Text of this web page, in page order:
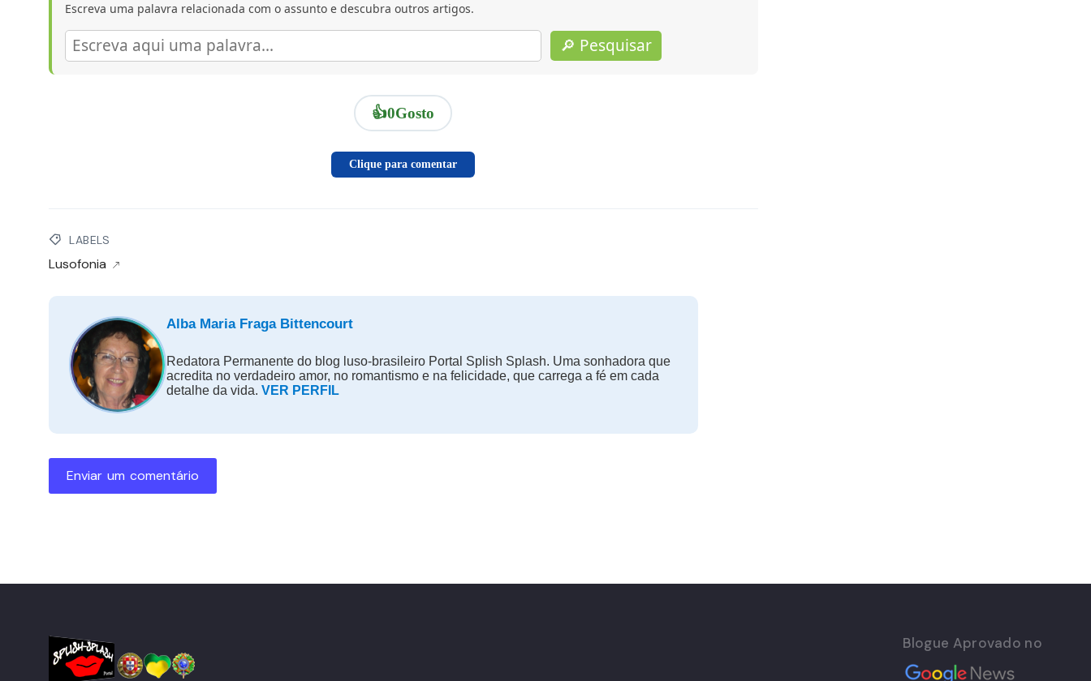
Escreva uma palavra relacionada com o assunto e descubra outros artigos.
🔎 Pesquisar
👍0Gosto
Clique para comentar
LABELS
Lusofonia
Alba Maria Fraga Bittencourt
Redatora Permanente do blog luso-brasileiro Portal Splish Splash. Uma sonhadora que
acredita no verdadeiro amor, no romantismo e na felicidade, que carrega a fé em cada
detalhe da vida. VER PERFIL
Enviar um comentário
Blogue Aprovado no